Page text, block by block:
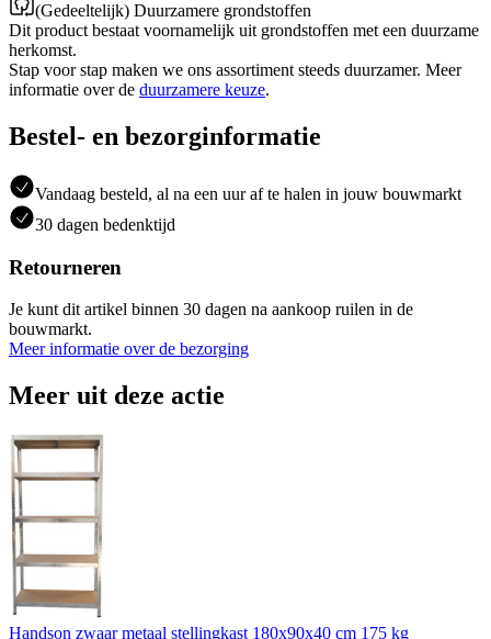
(Gedeeltelijk) Duurzamere grondstoffen
Dit product bestaat voornamelijk uit grondstoffen met een duurzame
herkomst.
Stap voor stap maken we ons assortiment steeds duurzamer. Meer
informatie over de duurzamere keuze.
Bestel- en bezorginformatie
Vandaag besteld, al na een uur af te halen in jouw bouwmarkt
30 dagen bedenktijd
Retourneren
Je kunt dit artikel binnen 30 dagen na aankoop ruilen in de
bouwmarkt.
Meer informatie over de bezorging
Meer uit deze actie
Handson zwaar metaal stellingkast 180x90x40 cm 175 kg